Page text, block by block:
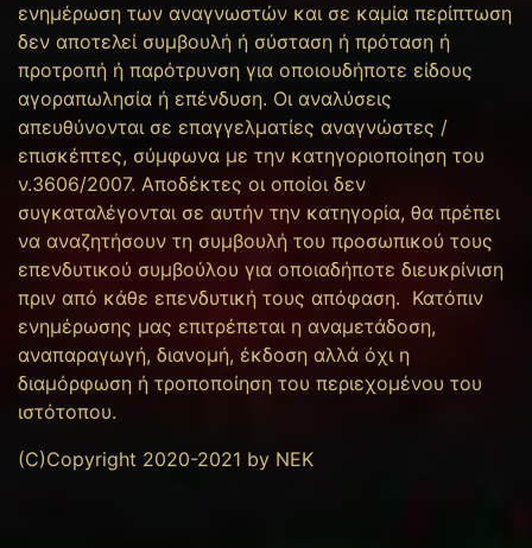
ενημέρωση των αναγνωστών και σε καμία περίπτωση
δεν αποτελεί συμβουλή ή σύσταση ή πρόταση ή
προτροπή ή παρότρυνση για οποιουδήποτε είδους
αγοραπωλησία ή επένδυση. Οι αναλύσεις
απευθύνονται σε επαγγελματίες αναγνώστες /
επισκέπτες, σύμφωνα με την κατηγοριοποίηση του
ν.3606/2007. Αποδέκτες οι οποίοι δεν
συγκαταλέγονται σε αυτήν την κατηγορία, θα πρέπει
να αναζητήσουν τη συμβουλή του προσωπικού τους
επενδυτικού συμβούλου για οποιαδήποτε διευκρίνιση
πριν από κάθε επενδυτική τους απόφαση. Κατόπιν
ενημέρωσης μας επιτρέπεται η αναμετάδοση,
αναπαραγωγή, διανομή, έκδοση αλλά όχι η
διαμόρφωση ή τροποποίηση του περιεχομένου του
ιστότοπου.
(C)Copyright 2020-2021 by NEK